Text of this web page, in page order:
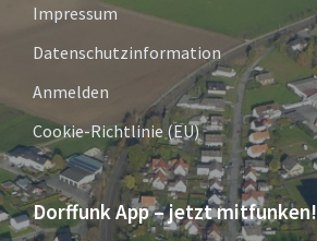
Impressum
Datenschutzinformation
Anmelden
Cookie-Richtlinie (EU)
Dorffunk App – jetzt mitfunken!